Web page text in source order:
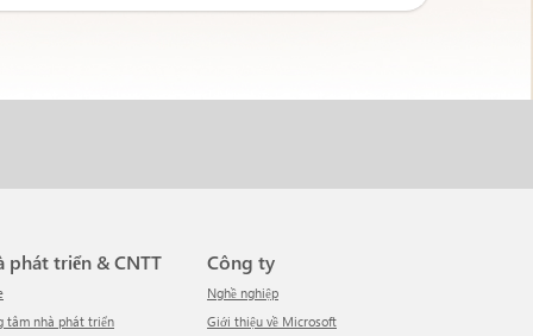
phát triển & CNTT
tâm nhà phát triển
Công ty
Nghề nghiệp
Giới thiệu về Microsoft